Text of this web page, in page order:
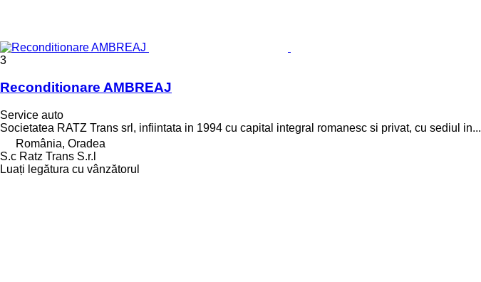
3
Reconditionare AMBREAJ
Service auto
Societatea RATZ Trans srl, infiintata in 1994 cu capital integral romanesc si privat, cu sediul in...
România, Oradea
S.c Ratz Trans S.r.l
Luați legătura cu vânzătorul